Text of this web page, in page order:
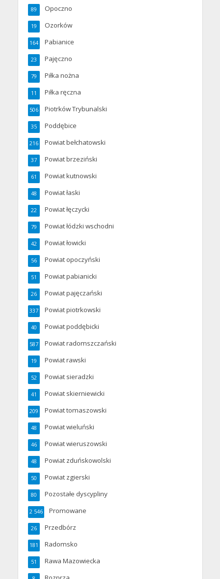
Opoczno
89
Ozorków
19
Pabianice
164
Pajęczno
23
Piłka nożna
79
Piłka ręczna
11
Piotrków Trybunalski
506
Poddębice
35
Powiat bełchatowski
216
Powiat brzeziński
37
Powiat kutnowski
61
Powiat łaski
48
Powiat łęczycki
22
Powiat łódzki wschodni
79
Powiat łowicki
42
Powiat opoczyński
56
Powiat pabianicki
51
Powiat pajęczański
26
Powiat piotrkowski
337
Powiat poddębicki
40
Powiat radomszczański
587
Powiat rawski
19
Powiat sieradzki
52
Powiat skierniewicki
41
Powiat tomaszowski
209
Powiat wieluński
48
Powiat wieruszowski
46
Powiat zduńskowolski
48
Powiat zgierski
50
Pozostałe dyscypliny
80
Promowane
2 546
Przedbórz
26
Radomsko
181
Rawa Mazowiecka
51